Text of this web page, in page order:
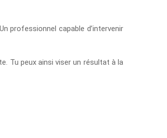
professionnel capable d’intervenir
Tu peux ainsi viser un résultat à la